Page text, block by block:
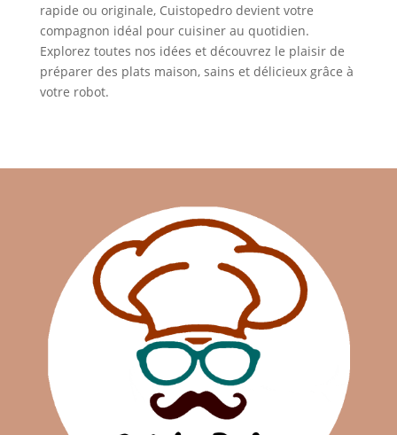
rapide ou originale, Cuistopedro devient votre
compagnon idéal pour cuisiner au quotidien.
Explorez toutes nos idées et découvrez le plaisir de
préparer des plats maison, sains et délicieux grâce à
votre robot.